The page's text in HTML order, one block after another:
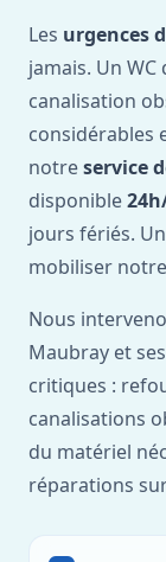
Les urgences
jamais. Un
canalisation
considérables
notreservice
disponible
jours fériés.
mobiliser
Nous
Maubray et
critiques :
canalisations
du matériel
réparations